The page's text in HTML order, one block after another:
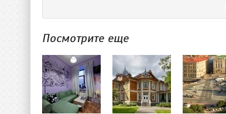
Посмотрите еще